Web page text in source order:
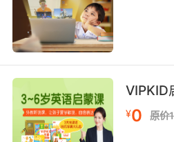
让我想想 一群汗流浃背的
碳酸果汁 还有加了咖啡的可
VIPKID
¥0 原价